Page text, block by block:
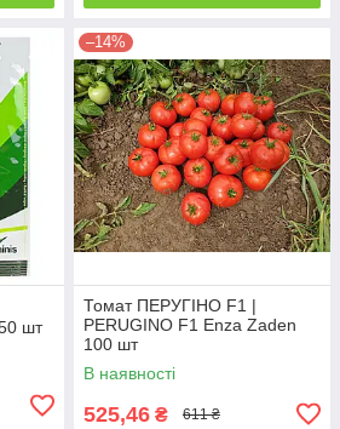
шт
–14%
Томат ПЕРУГІНО F1 |
PERUGINO F1 Enza Zaden
100 шт
В наявності
525,46 ₴ 611 ₴